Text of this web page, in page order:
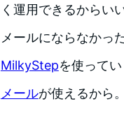
く運用できるからい
メールにならなかっ
MilkyStepを使って
メールが使えるから。